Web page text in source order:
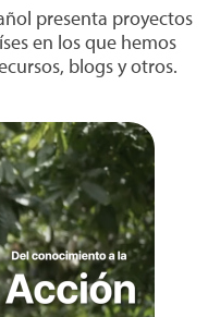
presenta proyectos
en los que hemos
blogs y otros.